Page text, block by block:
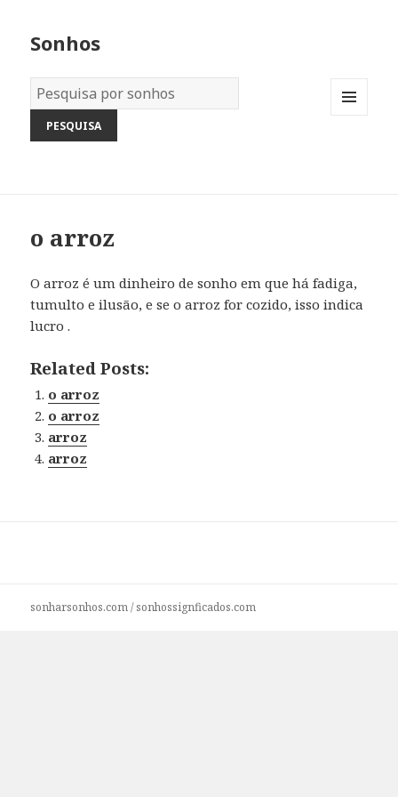
Sonhos
Dicionário
dos
Sonhos:
o arroz
O arroz é um dinheiro de sonho em que há fadiga,
tumulto e ilusão, e se o arroz for cozido, isso indica
lucro .
Related Posts:
o arroz
o arroz
arroz
arroz
sonharsonhos.com/sonhossignficados.com